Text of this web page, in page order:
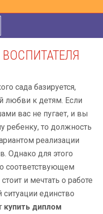
сада базируется,
любви к детям. Если
вас не пугает, и вы
ребенку, то должность
реализации
Однако для этого
соответствующем
и мечтать о работе
единство
купить диплом